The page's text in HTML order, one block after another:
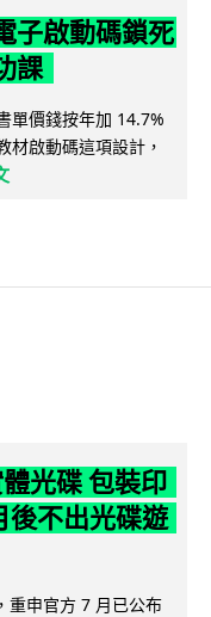
子啟動碼鎖死
課
單價錢按年加 14.7%
材啟動碼這項設計，
光碟 包裝印
後不出光碟遊
重申官方 7 月已公布